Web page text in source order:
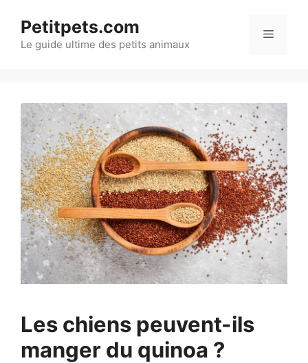
contenu
Petitpets.com
Le guide ultime des petits animaux
Menu
Les chiens peuvent-ils
manger du quinoa ?